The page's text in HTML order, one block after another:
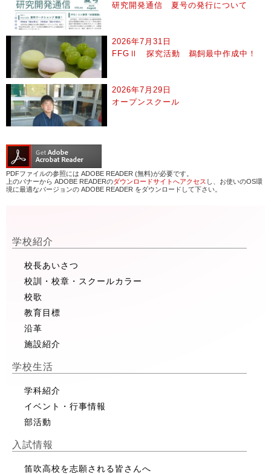
研究開発通信 夏号の発行について
2026年7月31日
FFGⅡ 探究活動 鵜飼最中作成中！
2026年7月29日
オープンスクール
PDFファイルの参照には ADOBE READER (無料)が必要です。
上のバナーから ADOBE READERのダウンロードサイトへアクセス し、お使いのOS環
境に最適なバージョンの ADOBE READER をダウンロードして下さい。
学校紹介
校長あいさつ
校訓・校章・スクールカラー
校歌
教育目標
沿革
施設紹介
学校生活
学科紹介
イベント・行事情報
部活動
入試情報
笛吹高校を志願される皆さんへ